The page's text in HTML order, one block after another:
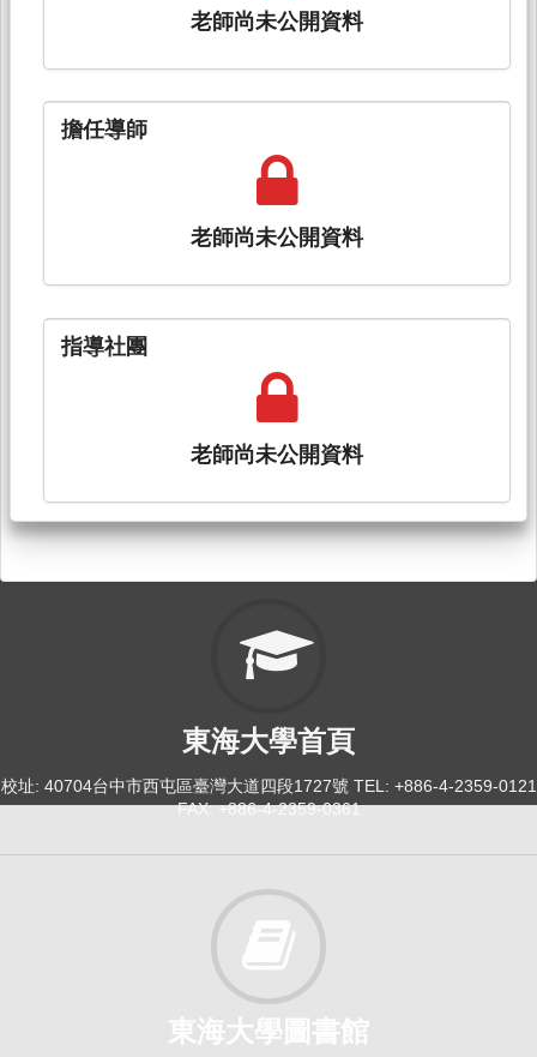
老師尚未公開資料
擔任導師
老師尚未公開資料
指導社團
老師尚未公開資料
東海大學首頁
校址: 40704台中市西屯區臺灣大道四段1727號 TEL: +886-4-2359-0121
FAX: +886-4-2359-0361
東海大學圖書館